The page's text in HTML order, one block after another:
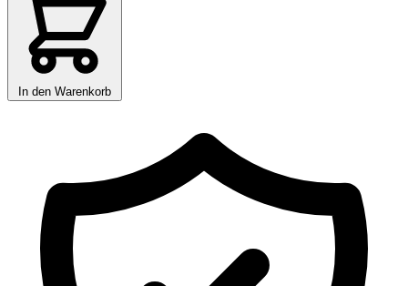
In den Warenkorb